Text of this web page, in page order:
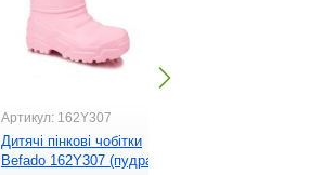
Артикул: 162Y307
Дитячі пінкові чобітки
Befado 162Y307 (пудра)